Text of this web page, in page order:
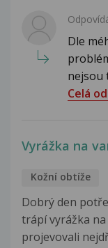
Dle
nejsou
Celá
Vyrážka na
Kožní obtíže
Dobrý den
trápí vyrážka
projevovali